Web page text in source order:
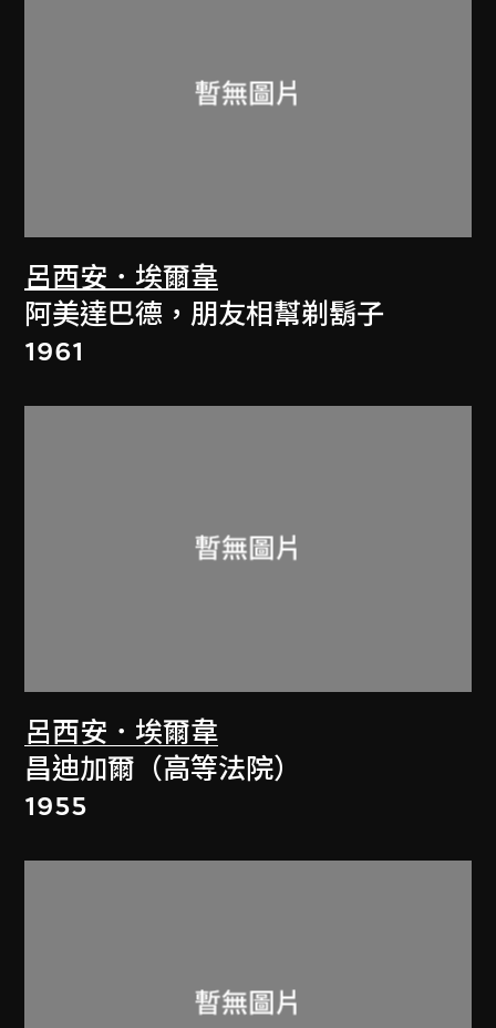
呂西安．埃爾韋
阿美達巴德，朋友相幫剃鬍子
1961
呂西安．埃爾韋
昌迪加爾（高等法院）
1955